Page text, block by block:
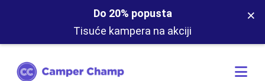
Do 20% popusta
Tisuće kampera na akciji
×